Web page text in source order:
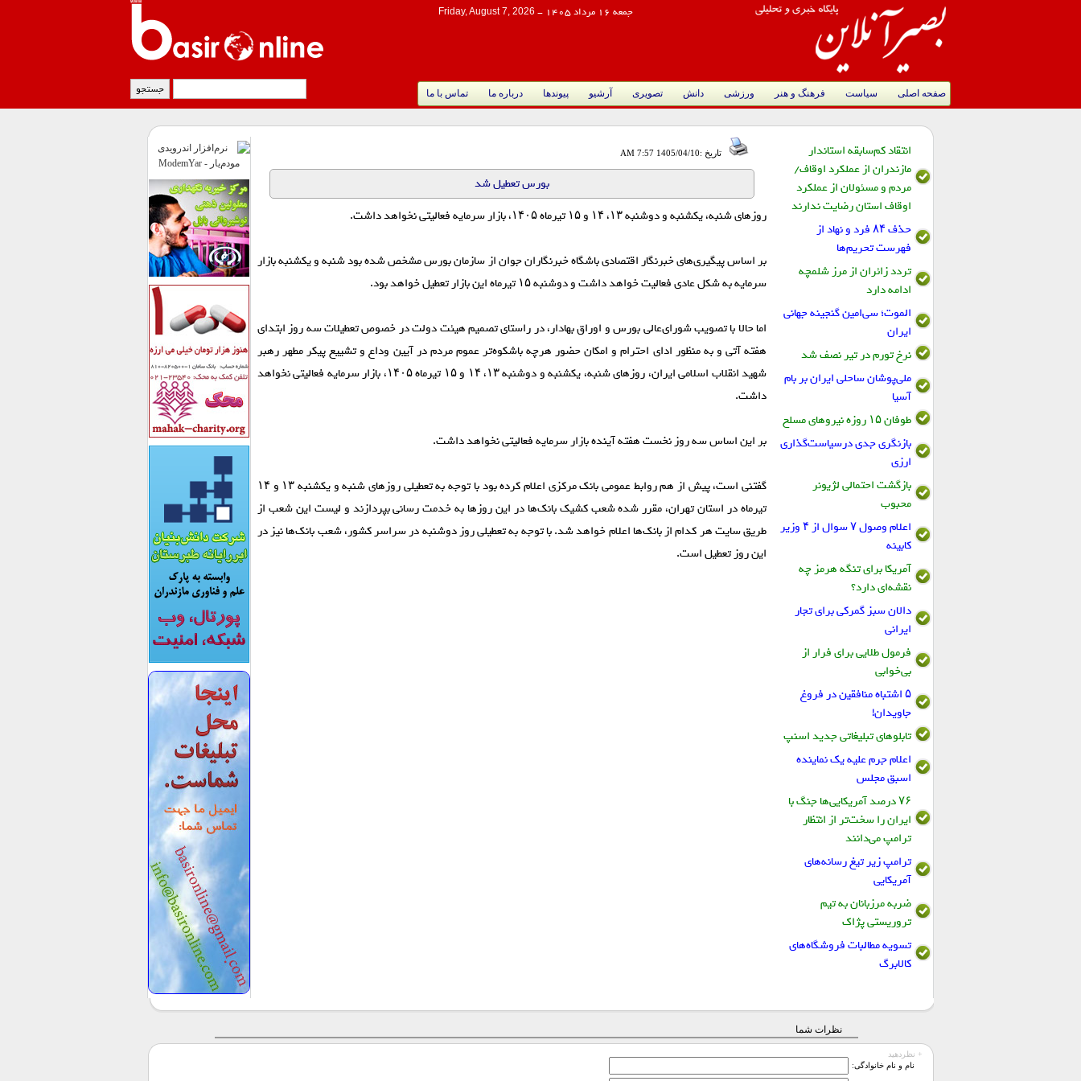
جمعه 16 مرداد 1405 -
Friday, August 7, 2026
صفحه اصلی سیاست فرهنگ و هنر ورزشی دانش تصویری آرشیو پیوندها درباره ما تماس با ما
انتقاد کم‌سابقه استاندار
مازندران از عملکرد اوقاف/
مردم و مسئولان از عملکرد
اوقاف استان رضایت ندارند
حذف ۸۴ فرد و نهاد از
فهرست تحریم‌ها
تردد زائران از مرز شلمچه
ادامه دارد
الموت؛ سی‌امین گنجینه جهانی
ایران
نرخ تورم در تیر نصف شد
ملی‌پوشان ساحلی ایران بر بام
آسیا
طوفان ۱۵ روزه نیروهای مسلح
بازنگری جدی درسیاست‌گذاری
ارزی
بازگشت احتمالی لژیونر
محبوب
اعلام وصول ۷ سوال از ۴ وزیر
کابینه
آمریکا برای تنگه هرمز چه
نقشه‌ای دارد؟
دالان سبز گمرکی برای تجار
ایرانی
فرمول طلایی برای فرار از
بی‌خوابی
۵ اشتباه منافقین در فروغ
جاویدان!
تابلو‌های تبلیغاتی جدید اسنپ
اعلام جرم علیه یک نماینده
اسبق مجلس
۷۶ درصد آمریکایی‌ها جنگ با
ایران را سخت‌تر از انتظار
ترامپ می‌دانند
ترامپ زیر تیغ رسانه‌های
آمریکایی
ضربه مرزبانان به تیم
تروریستی پژاک
تسویه مطالبات فروشگاه‌های
کالابرگ
تاریخ :1405/04/10 7:57 AM
بورس تعطیل شد
روز‌های شنبه، یکشنبه و دوشنبه ۱۳، ۱۴ و ۱۵ تیرماه ۱۴۰۵، بازار سرمایه فعالیتی نخواهد داشت.
بر اساس پیگیری‌های خبرنگار اقتصادی باشگاه خبرنگاران جوان از سازمان بورس مشخص شده بود شنبه و یکشنبه بازار
سرمایه به شکل عادی فعالیت خواهد داشت و دوشنبه ۱۵ تیرماه این بازار تعطیل خواهد بود.
اما حالا با تصویب شورای‌عالی بورس و اوراق بهادار، در راستای تصمیم هیئت‌ دولت در خصوص تعطیلات سه روز ابتدای
هفته آتی و به منظور ادای احترام و امکان حضور هرچه باشکوه‌تر عموم مردم در آیین وداع و تشییع پیکر مطهر رهبر
شهید انقلاب اسلامی ایران، روزهای شنبه، یکشنبه و دوشنبه ۱۳، ۱۴ و ۱۵ تیرماه ۱۴۰۵، بازار سرمایه فعالیتی نخواهد
داشت.
بر این اساس سه روز نخست هفته آینده بازار سرمایه فعالیتی نخواهد داشت.
گفتنی است، پیش از هم روابط عمومی بانک مرکزی اعلام کرده بود با توجه به تعطیلی روز‌های شنبه و یکشنبه ۱۳ و ۱۴
تیرماه در استان تهران، مقرر شده شعب کشیک بانک‌ها در این روز‌ها به خدمت رسانی بپردازند و لیست این شعب از
طریق سایت هر کدام از بانک‌ها اعلام خواهد شد. با توجه به تعطیلی روز دوشنبه در سراسر کشور، شعب بانک‌ها نیز در
این روز تعطیل است.
نظرات شما
+ نظردهید
نام و نام خانوادگی: